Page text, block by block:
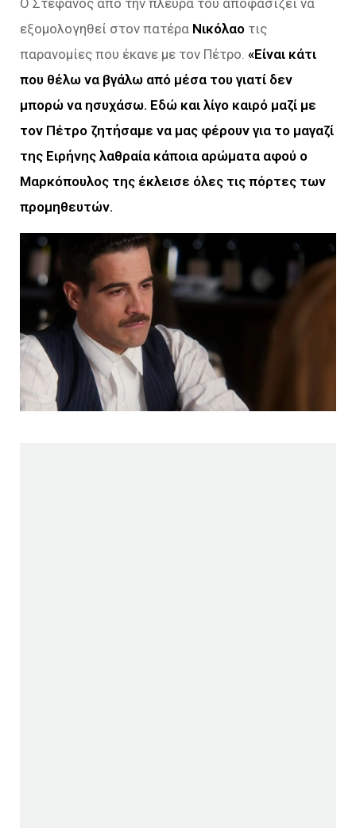
Ο Στέφανος από την πλευρά του αποφασίζει να
εξομολογηθεί στον πατέρα Νικόλαο τις
παρανομίες που έκανε με τον Πέτρο. «Είναι κάτι
που θέλω να βγάλω από μέσα του γιατί δεν
μπορώ να ησυχάσω. Εδώ και λίγο καιρό μαζί με
τον Πέτρο ζητήσαμε να μας φέρουν για το μαγαζί
της Ειρήνης λαθραία κάποια αρώματα αφού ο
Μαρκόπουλος της έκλεισε όλες τις πόρτες των
προμηθευτών.